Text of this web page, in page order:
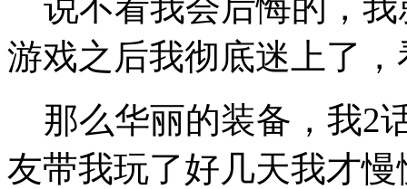
游戏之后我彻底迷上了
那么华丽的装备，我2
友带我玩了好几天我才